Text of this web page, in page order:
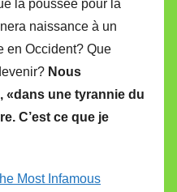
la poussée pour la
naissance à un
en Occident? Que
Nous
«dans une tyrannie du
C’est ce que je
Most Infamous